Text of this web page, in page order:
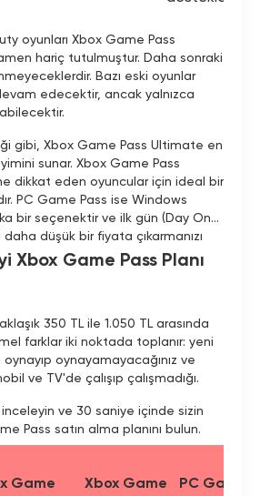
oyunları Xbox Game Pass
hariç tutulmuştur. Daha sonraki
Bazı eski oyunlar
edecektir, ancak yalnızca
gibi, Xbox Game Pass Ultimate en
sunar. Xbox Game Pass
dikkat eden oyuncular için ideal bir
PC Game Pass ise Windows
bir seçenektir ve ilk gün (Day One)
düşük bir fiyata çıkarmanızı
Xbox Game Pass Planı
350 TL ile 1.050 TL arasında
farklar iki noktada toplanır: yeni
oynayamayacağınız ve
ve TV'de çalışıp çalışmadığı.
ve 30 saniye içinde sizin
Pass satın alma planını bulun.
Game
Xbox Game
PC Game